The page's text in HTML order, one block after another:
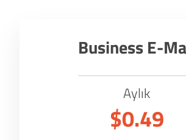
Business E-
Aylık
$0.49